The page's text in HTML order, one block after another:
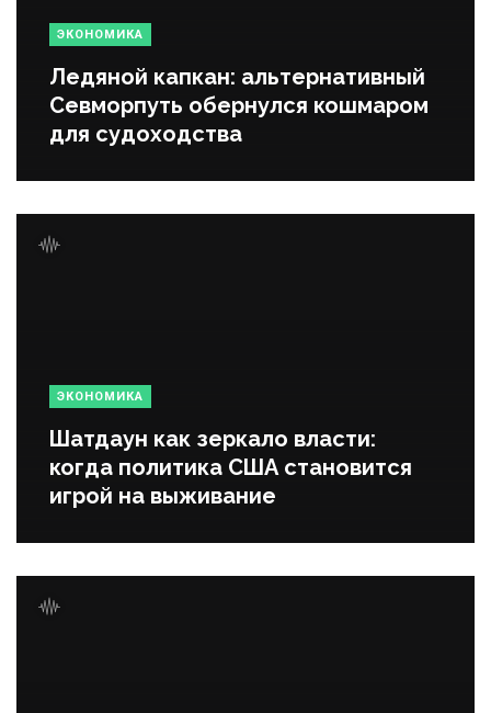
ЭКОНОМИКА
Ледяной капкан: альтернативный
Севморпуть обернулся кошмаром
для судоходства
ЭКОНОМИКА
Шатдаун как зеркало власти:
когда политика США становится
игрой на выживание